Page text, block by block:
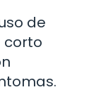
de
corto